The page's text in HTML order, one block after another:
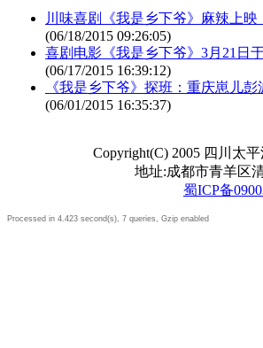
川味喜剧《我是乡下爷》麻辣上映
(06/18/2015 09:26:05)
喜剧电影《我是乡下爷》3月21日
(06/17/2015 16:39:12)
《我是乡下爷》探班：重庆崽儿彭
(06/01/2015 16:35:37)
Copyright(C) 2005 四川太
地址:成都市青羊区
蜀ICP备
Processed in 4.423 second(s), 7 queries, Gzip enabled